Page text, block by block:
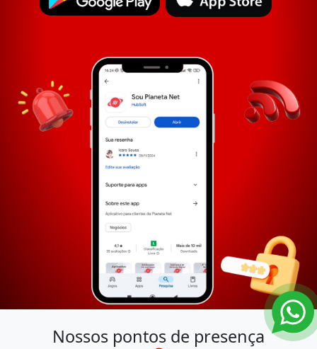
Nossos pontos de presença